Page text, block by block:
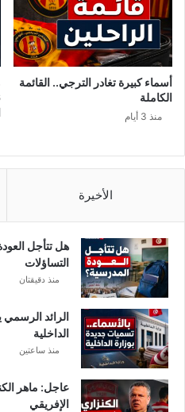
و
ا
ر
م
ا
ل
خ
و
ن
و
ق
ة
أسماء كبيرة تغادر الترجي.. القائمة
الكاملة
منذ 3 أيام
الأخيرة
هل تتأجل
التساؤلات
منذ دقيقتان
الرائد
الداخلية
منذ ساعتين
عاجل: ماهر
الإفريقي